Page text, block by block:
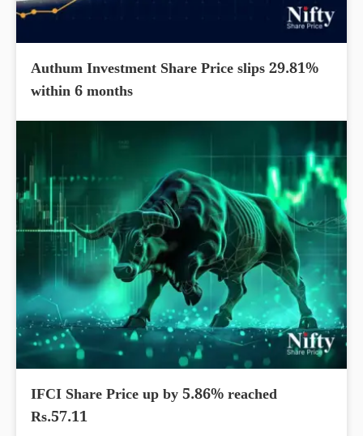
Authum Investment Share Price slips 29.81%
within 6 months
IFCI Share Price up by 5.86% reached
Rs.57.11